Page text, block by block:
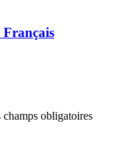
Français
champs obligatoires